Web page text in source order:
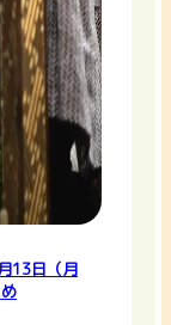
13日（月